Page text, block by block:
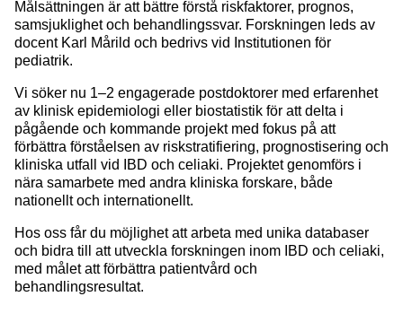
Målsättningen är att bättre förstå riskfaktorer, prognos,
samsjuklighet och behandlingssvar. Forskningen leds av
docent Karl Mårild och bedrivs vid Institutionen för
pediatrik.
Vi söker nu 1–2 engagerade postdoktorer med erfarenhet
av klinisk epidemiologi eller biostatistik för att delta i
pågående och kommande projekt med fokus på att
förbättra förståelsen av riskstratifiering, prognostisering och
kliniska utfall vid IBD och celiaki. Projektet genomförs i
nära samarbete med andra kliniska forskare, både
nationellt och internationellt.
Hos oss får du möjlighet att arbeta med unika databaser
och bidra till att utveckla forskningen inom IBD och celiaki,
med målet att förbättra patientvård och
behandlingsresultat.